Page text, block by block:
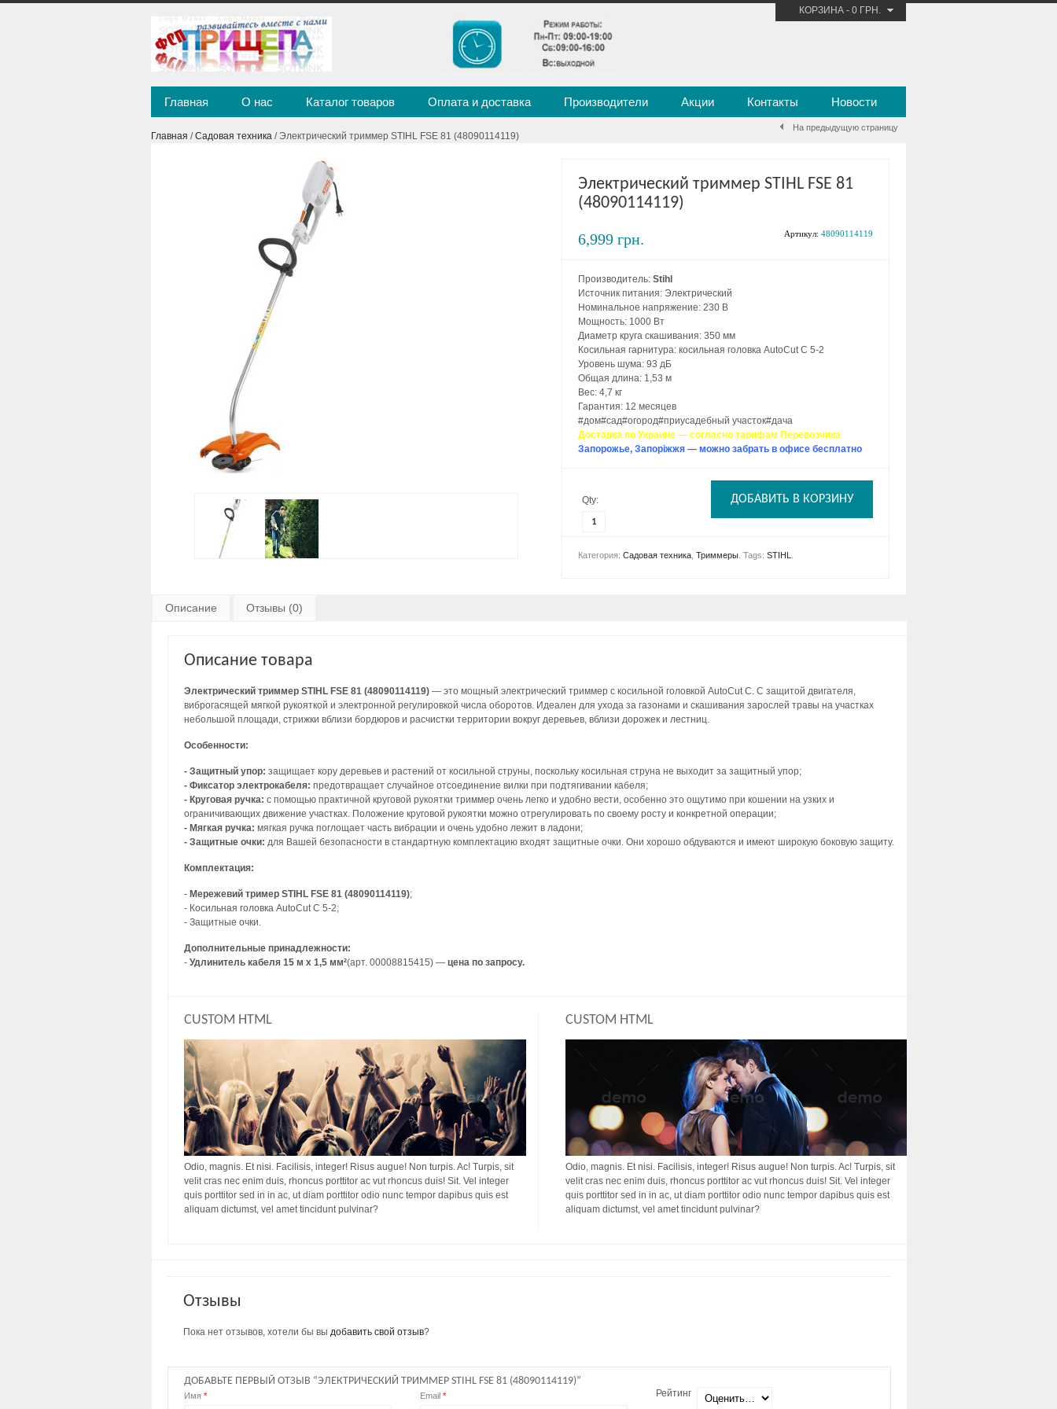
КОРЗИНА - 0 ГРН.
Главная О нас Каталог товаров Оплата и доставка Производители Акции Контакты Новости
Главная /Садовая техника / Электрический триммер STIHL FSE 81 (48090114119)
На предыдущую страницу
Электрический триммер STIHL FSE 81
(48090114119)
6,999 грн. Артикул: 48090114119
Производитель: Stihl
Источник питания: Электрический
Номинальное напряжение: 230 В
Мощность: 1000 Вт
Диаметр круга скашивания: 350 мм
Косильная гарнитура: косильная головка AutoCut C 5-2
Уровень шума: 93 дБ
Общая длина: 1,53 м
Вес: 4,7 кг
Гарантия: 12 месяцев
#дом#сад#огород#приусадебный участок#дача
Доставка по Украине — согласно тарифам Перевозчика
Запорожье, Запоріжжя — можно забрать в офисе бесплатно
Qty: ДОБАВИТЬ В КОРЗИНУ
Категория: Садовая техника Триммеры Tags: STIHL
Описание Отзывы (0)
Описание товара
Электрический триммер STIHL FSE 81 (48090114119) — это мощный электрический триммер с косильной головкой AutoCut C. С защитой двигателя,
виброгасящей мягкой рукояткой и электронной регулировкой числа оборотов. Идеален для ухода за газонами и скашивания зарослей травы на участках
небольшой площади, стрижки вблизи бордюров и расчистки территории вокруг деревьев, вблизи дорожек и лестниц.
Особенности:
- Защитный упор: защищает кору деревьев и растений от косильной струны, поскольку косильная струна не выходит за защитный упор;
- Фиксатор электрокабеля: предотвращает случайное отсоединение вилки при подтягивании кабеля;
- Круговая ручка: с помощью практичной круговой рукоятки триммер очень легко и удобно вести, особенно это ощутимо при кошении на узких и
ограничивающих движение участках. Положение круговой рукоятки можно отрегулировать по своему росту и конкретной операции;
- Мягкая ручка: мягкая ручка поглощает часть вибрации и очень удобно лежит в ладони;
- Защитные очки: для Вашей безопасности в стандартную комплектацию входят защитные очки. Они хорошо обдуваются и имеют широкую боковую защиту.
Комплектация:
- Мережевий тример STIHL FSE 81 (48090114119);
- Косильная головка AutoCut C 5-2;
- Защитные очки.
Дополнительные принадлежности:
- Удлинитель кабеля 15 м х 1,5 мм²(арт. 00008815415) — цена по запросу.
CUSTOM HTML
Odio, magnis. Et nisi. Facilisis, integer! Risus augue! Non turpis. Ac! Turpis, sit
velit cras nec enim duis, rhoncus porttitor ac vut rhoncus duis! Sit. Vel integer
quis porttitor sed in in ac, ut diam porttitor odio nunc tempor dapibus quis est
aliquam dictumst, vel amet tincidunt pulvinar?
CUSTOM HTML
Odio, magnis. Et nisi. Facilisis, integer! Risus augue! Non turpis. Ac! Turpis, sit
velit cras nec enim duis, rhoncus porttitor ac vut rhoncus duis! Sit. Vel integer
quis porttitor sed in in ac, ut diam porttitor odio nunc tempor dapibus quis est
aliquam dictumst, vel amet tincidunt pulvinar?
Отзывы
Пока нет отзывов, хотели бы вы добавить свой отзыв?
ДОБАВЬТЕ ПЕРВЫЙ ОТЗЫВ “ЭЛЕКТРИЧЕСКИЙ ТРИММЕР STIHL FSE 81 (48090114119)”
Имя * Email * Рейтинг